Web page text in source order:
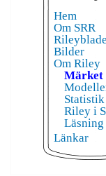
Hem
Om SRR
Bilder
Om Riley
Märket
Statistik
Riley i
Läsning
Länkar